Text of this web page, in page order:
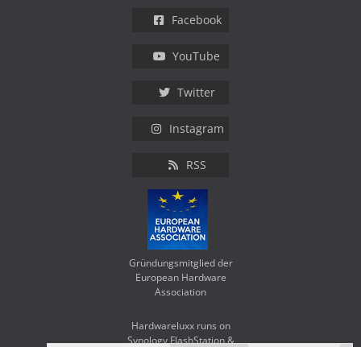
Facebook
YouTube
Twitter
Instagram
RSS
Gründungsmitglied der
European Hardware
Association
Hardwareluxx runs on
Synology FlashStation &